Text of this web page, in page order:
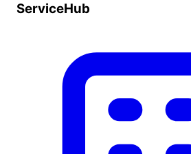
ServiceHub